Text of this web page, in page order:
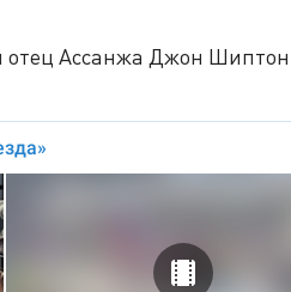
Ассанжа Джон